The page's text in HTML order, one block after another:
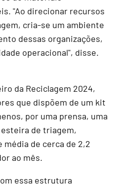
"Ao direcionar recursos
cria-se um ambiente
dessas organizações,
operacional", disse.
da Reciclagem 2024,
que dispõem de um kit
por uma prensa, uma
esteira de triagem,
de cerca de 2,2
ao mês.
essa estrutura